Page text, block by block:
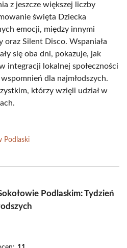
z jeszcze większej liczby
święta Dziecka
emocji, między innymi
oraz Silent Disco. Wspaniała
się oba dni, pokazuje, jak
integracji lokalnej społeczności
dla najmłodszych.
którzy wzięli udział w
Podlaski
Podlaskim: Tydzień